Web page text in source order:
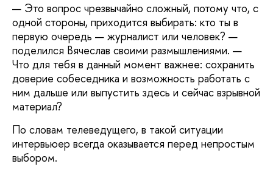
— Это вопрос чрезвычайно сложный, потому что, с
одной стороны, приходится выбирать: кто ты в
первую очередь — журналист или человек? —
поделился Вячеслав своими размышлениями. —
Что для тебя в данный момент важнее: сохранить
доверие собеседника и возможность работать с
ним дальше или выпустить здесь и сейчас взрывной
материал?
По словам телеведущего, в такой ситуации
интервьюер всегда оказывается перед непростым
выбором.